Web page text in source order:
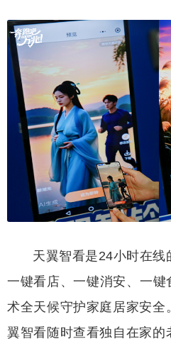
天翼智看是24小时在线
一键看店、一键消安、一
术全天候守护家庭居家安全
翼智看随时查看独自在家的